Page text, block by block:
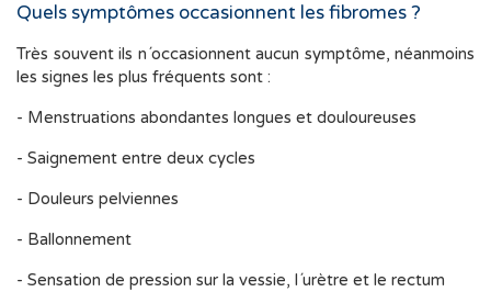
Quels symptômes occasionnent les fibromes ?
Très souvent ils n´occasionnent aucun symptôme, néanmoins
les signes les plus fréquents sont :
- Menstruations abondantes longues et douloureuses
- Saignement entre deux cycles
- Douleurs pelviennes
- Ballonnement
- Sensation de pression sur la vessie, l´urètre et le rectum